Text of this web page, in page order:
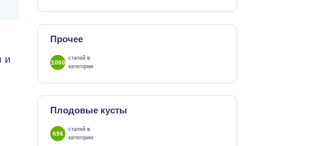
и
Прочее
1060
статей в
категории
Плодовые кусты
696
статей в
категории